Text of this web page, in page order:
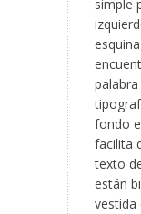
simple
fondo
facilita
texto
están
vestida